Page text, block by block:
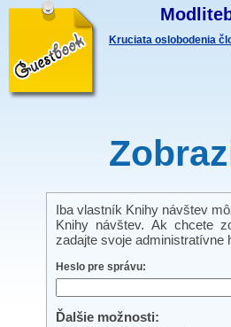
Kruciata oslobodenia
Iba vlastník Knihy návštev
Knihy návštev. Ak chcete
zadajte svoje administratívne
Heslo pre správu:
Ďalšie možnosti: